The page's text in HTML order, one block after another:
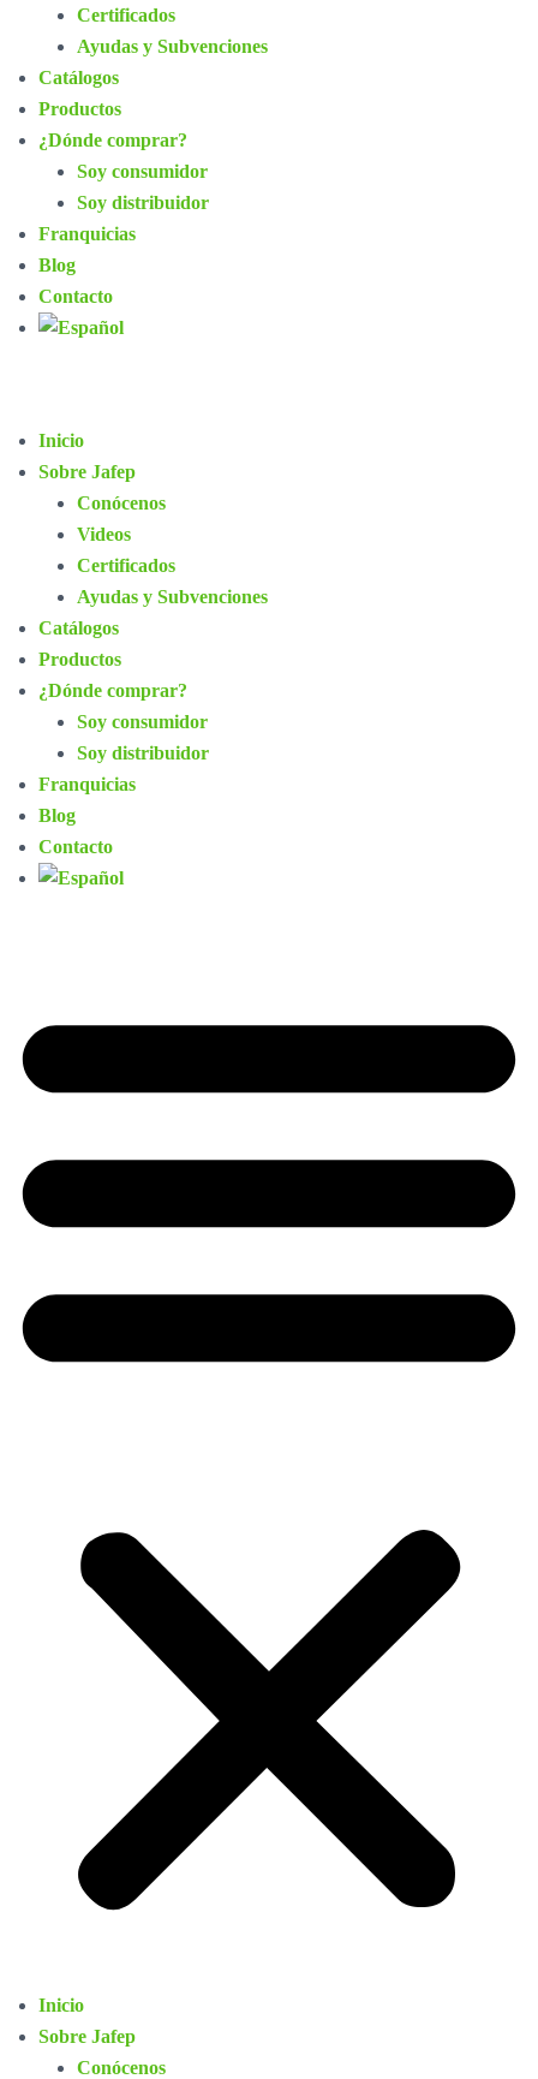
Certificados
Ayudas y Subvenciones
Catálogos
Productos
¿Dónde comprar?
Soy consumidor
Soy distribuidor
Franquicias
Blog
Contacto
Inicio
Sobre Jafep
Conócenos
Videos
Certificados
Ayudas y Subvenciones
Catálogos
Productos
¿Dónde comprar?
Soy consumidor
Soy distribuidor
Franquicias
Blog
Contacto
Inicio
Sobre Jafep
Conócenos